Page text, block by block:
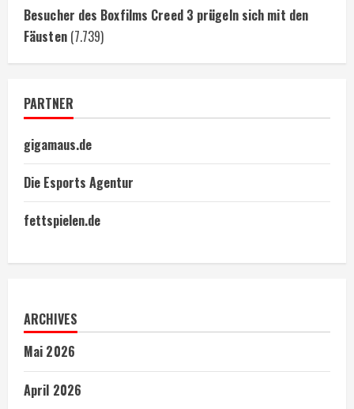
Besucher des Boxfilms Creed 3 prügeln sich mit den
Fäusten (7.739)
PARTNER
gigamaus.de
Die Esports Agentur
fettspielen.de
ARCHIVES
Mai 2026
April 2026